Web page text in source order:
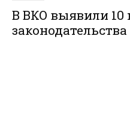
В ВКО выявили 10